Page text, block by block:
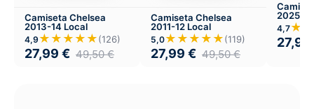
Camiseta Chelsea
2013-14 Local
4,9 ★★★★★(126)
27,99 € 49,50€
Camiseta Chelsea
2011-12 Local
5,0★★★★★(119)
27,99 € 49,50€
2025-
4,7
27,99